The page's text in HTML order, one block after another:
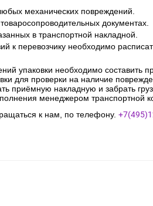
механических повреждений.
документах.
в транспортной накладной.
к перевозчику необходимо
упаковки необходимо составить
для проверки на наличие
приёмную накладную и забрать груз.
менеджером транспортной
к нам, по телефону.